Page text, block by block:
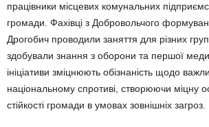
працівники місцевих комунальних
громади. Фахівці з Добровольчого
Дрогобич проводили заняття для різних
здобували знання з оборони та першої
ініціативи зміцнюють обізнаність щодо
національному спротиві, створюючи міцну
стійкості громади в умовах зовнішніх загроз.